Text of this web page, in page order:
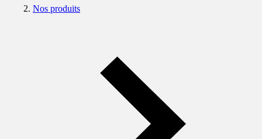
Nos produits